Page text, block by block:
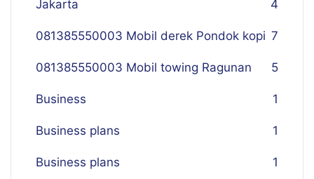
Jakarta 4
081385550003 Mobil derek Pondok kopi 7
081385550003 Mobil towing Ragunan 5
Business 1
Business plans 1
Business plans 1